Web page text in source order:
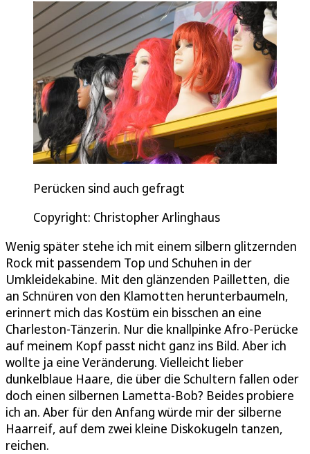
Perücken sind auch gefragt
Copyright: Christopher Arlinghaus
Wenig später stehe ich mit einem silbern glitzernden
Rock mit passendem Top und Schuhen in der
Umkleidekabine. Mit den glänzenden Pailletten, die
an Schnüren von den Klamotten herunterbaumeln,
erinnert mich das Kostüm ein bisschen an eine
Charleston-Tänzerin. Nur die knallpinke Afro-Perücke
auf meinem Kopf passt nicht ganz ins Bild. Aber ich
wollte ja eine Veränderung. Vielleicht lieber
dunkelblaue Haare, die über die Schultern fallen oder
doch einen silbernen Lametta-Bob? Beides probiere
ich an. Aber für den Anfang würde mir der silberne
Haarreif, auf dem zwei kleine Diskokugeln tanzen,
reichen.